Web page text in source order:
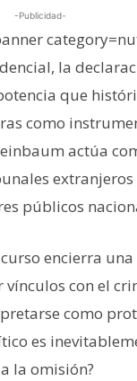
-Publicidad-
la
que
como
actúa
públicos
encierra
con el
como
es
la omisión?